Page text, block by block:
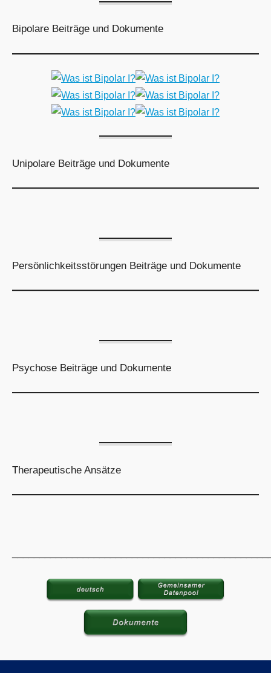
Bipolare Beiträge und Dokumente
Unipolare Beiträge und Dokumente
Persönlichkeitsstörungen Beiträge und Dokumente
Psychose Beiträge und Dokumente
Therapeutische Ansätze